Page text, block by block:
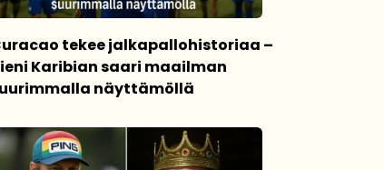
tekee jalkapallohistoriaa –
Karibian saari maailman
näyttämöllä